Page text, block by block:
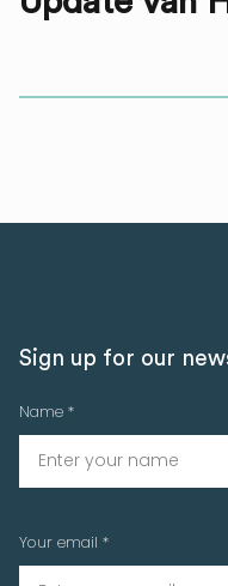
Sign up for our
Name *
Your email *